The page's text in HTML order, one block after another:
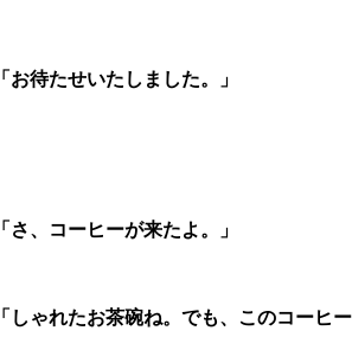
「お待たせいたしました。」
「さ、コーヒーが来たよ。」
「しゃれたお茶碗ね。でも、このコー